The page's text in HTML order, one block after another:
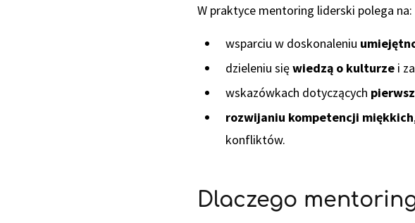
W praktyce mentoring liderski polega na:
wsparciu w doskonaleniu
dzieleniu sięwiedzą o kulturze i
wskazówkach dotyczących
rozwijaniu kompetencji miękkich
konfliktów.
Dlaczego